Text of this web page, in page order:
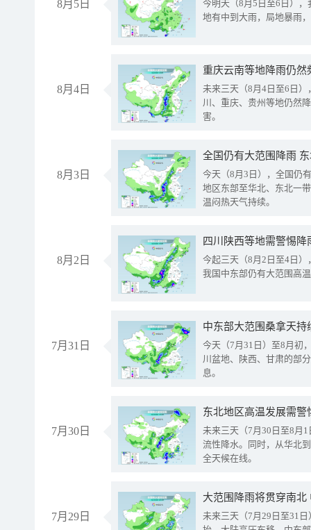
8月5日
今明天（8月5日至6日）
地有中到大雨，局地暴雨
8月4日
重庆云南等地降雨仍然
未来三天（8月4日至6日
川、重庆、贵州等地仍然
害。
8月3日
全国仍有大范围降雨
今天（8月3日），全国仍
地区东部至华北、东北一
温闷热天气持续。
8月2日
今起三天（8月2日至4日
我国中东部仍有大范围高
7月31日
中东部大范围桑拿天
今天（7月31日）至8月初
川盆地、陕西、甘肃的部
息。
7月30日
东北地区高温发展需
未来三天（7月30日至8月
流性降水。同时，从华北
全天候在线。
7月29日
大范围降雨将贯穿南
未来三天（7月29日至31